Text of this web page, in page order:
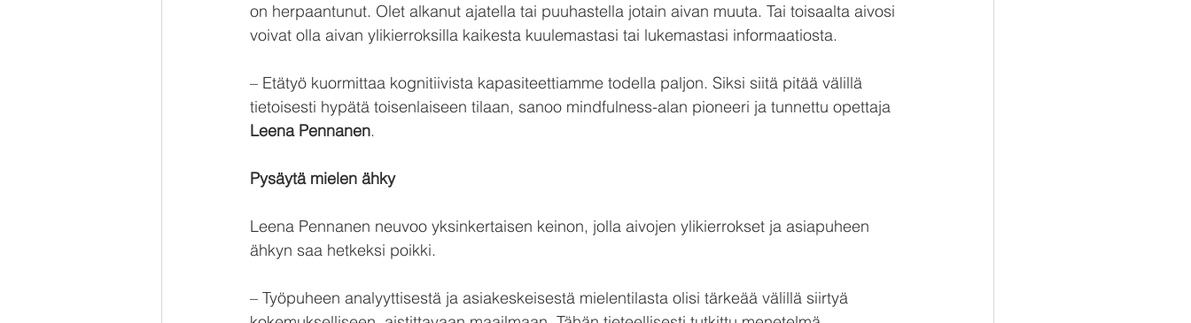
on herpaantunut. Olet alkanut ajatella tai puuhastella jotain aivan muuta. Tai toisaalta aivosi
voivat olla aivan ylikierroksilla kaikesta kuulemastasi tai lukemastasi informaatiosta.
– Etätyö kuormittaa kognitiivista kapasiteettiamme todella paljon. Siksi siitä pitää välillä
tietoisesti hypätä toisenlaiseen tilaan, sanoo mindfulness-alan pioneeri ja tunnettu opettaja
Leena Pennanen.
Pysäytä mielen ähky
Leena Pennanen neuvoo yksinkertaisen keinon, jolla aivojen ylikierrokset ja asiapuheen
ähkyn saa hetkeksi poikki.
– Työpuheen analyyttisestä ja asiakeskeisestä mielentilasta olisi tärkeää välillä siirtyä